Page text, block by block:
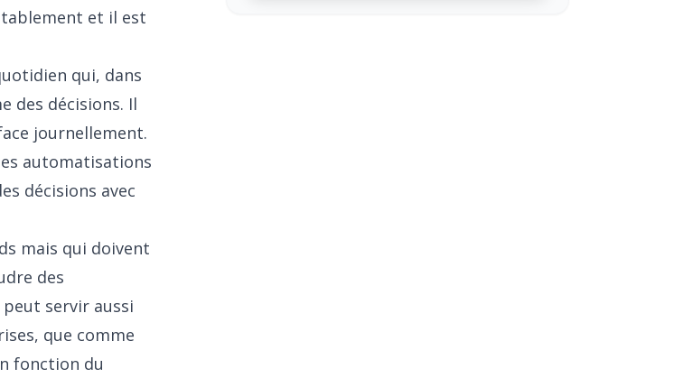
et il est
qui, dans
des décisions. Il
journellement.
automatisations
décisions avec
mais qui doivent
des
servir aussi
que comme
fonction du